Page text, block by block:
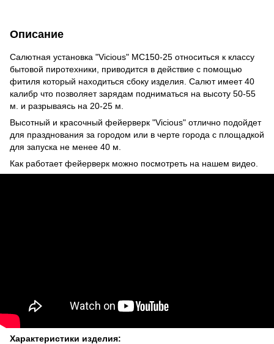
Описание
Салютная установка "Vicious" MC150-25 относиться к классу
бытовой пиротехники, приводится в действие с помощью
фитиля который находиться сбоку изделия. Салют имеет 40
калибр что позволяет зарядам подниматься на высоту 50-55
м. и разрываясь на 20-25 м.
Высотный и красочный фейерверк "Vicious" отлично подойдет
для празднования за городом или в черте города с площадкой
для запуска не менее 40 м.
Как работает фейерверк можно посмотреть на нашем видео.
Характеристики изделия: